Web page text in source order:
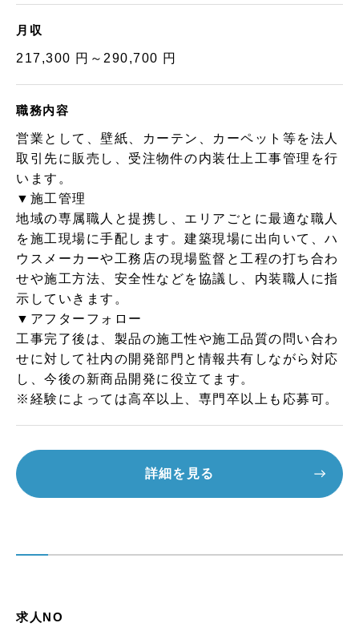
月収
217,300 円～290,700 円
職務内容
営業として、壁紙、カーテン、カーペット等を法人
取引先に販売し、受注物件の内装仕上工事管理を行
います。
▼施工管理
地域の専属職人と提携し、エリアごとに最適な職人
を施工現場に手配します。建築現場に出向いて、ハ
ウスメーカーや工務店の現場監督と工程の打ち合わ
せや施工方法、安全性などを協議し、内装職人に指
示していきます。
▼アフターフォロー
工事完了後は、製品の施工性や施工品質の問い合わ
せに対して社内の開発部門と情報共有しながら対応
し、今後の新商品開発に役立てます。
※経験によっては高卒以上、専門卒以上も応募可。
詳細を見る
求人NO